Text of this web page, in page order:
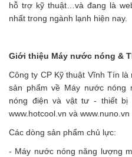
hỗ trợ kỹ thuật…và đang là
nhất trong ngành lạnh hiện nay.
Giới thiệu Máy nước nóng &
Công ty CP Kỹ thuật Vĩnh Tín
sản phẩm về Máy nước
nóng điện và vật tư - thiết bị
www.hotcool.vn và www.nuno.vn
Các dòng sản phẩm chủ lực:
- Máy nước nóng năng lượng